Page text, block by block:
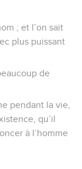
; et l’on sait
plus puissant
de
pendant la vie,
qu’il
à l’homme